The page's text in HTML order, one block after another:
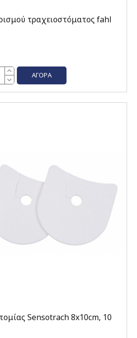
τραχειοστόματος fahl
ΑΓΟΡΆ
Sensotrach 8x10cm, 10